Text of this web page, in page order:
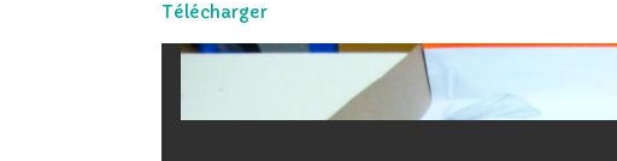
Télécharger